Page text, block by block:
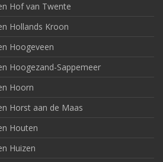
Hof van Twente
Hollands Kroon
Hoogeveen
Hoogezand-Sappemeer
Hoorn
Horst aan de Maas
Houten
Huizen